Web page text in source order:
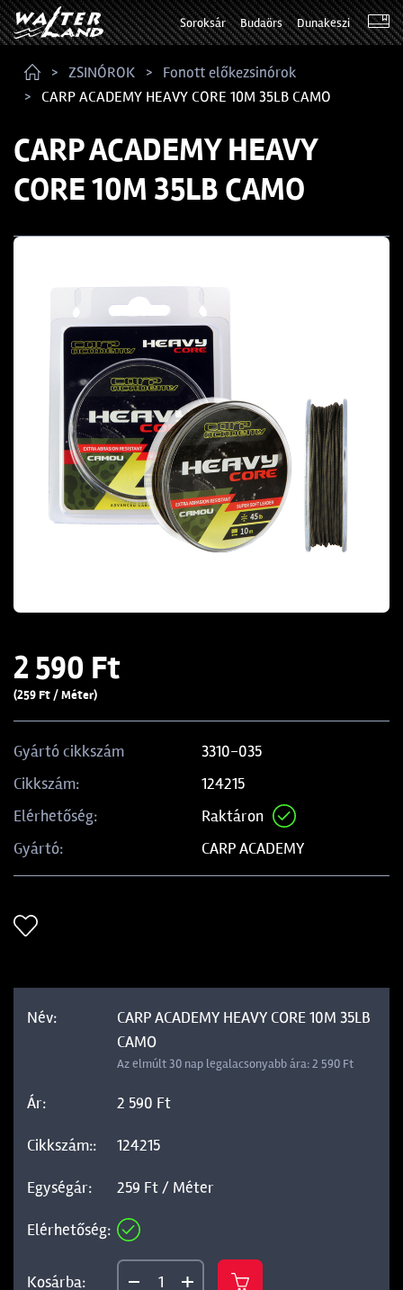
Soroksár Budaörs Dunakeszi
ZSINÓROK
Fonott előkezsinórok
CARP ACADEMY HEAVY CORE 10M 35LB CAMO
CARP ACADEMY HEAVY
CORE 10M 35LB CAMO
2 590 Ft
(259 Ft / Méter)
Gyártó cikkszám
3310-035
Cikkszám:
124215
Elérhetőség:
Raktáron
Gyártó:
CARP ACADEMY
CARP ACADEMY HEAVY CORE 10M 35LB
CAMO
Az elmúlt 30 nap legalacsonyabb ára: 2 590 Ft
2 590 Ft
124215
259 Ft / Méter